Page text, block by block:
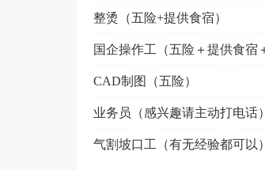
整烫（五险+提供食宿）
CAD制图（五险）
业务员（感兴趣请主动打电话）
气割坡口工（有无经验都可以）